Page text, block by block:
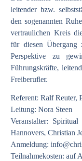
leitender bzw.
den sogenannten
vertraulichen Kreis
für diesen
Perspektive zu
Führungskräfte,
Freiberufler.
Referent: Ralf Reuter,
Leitung: Nora Steen
Veranstalter:
Hannovers, Christian
Anmeldung:
Teilnahmekosten: auf